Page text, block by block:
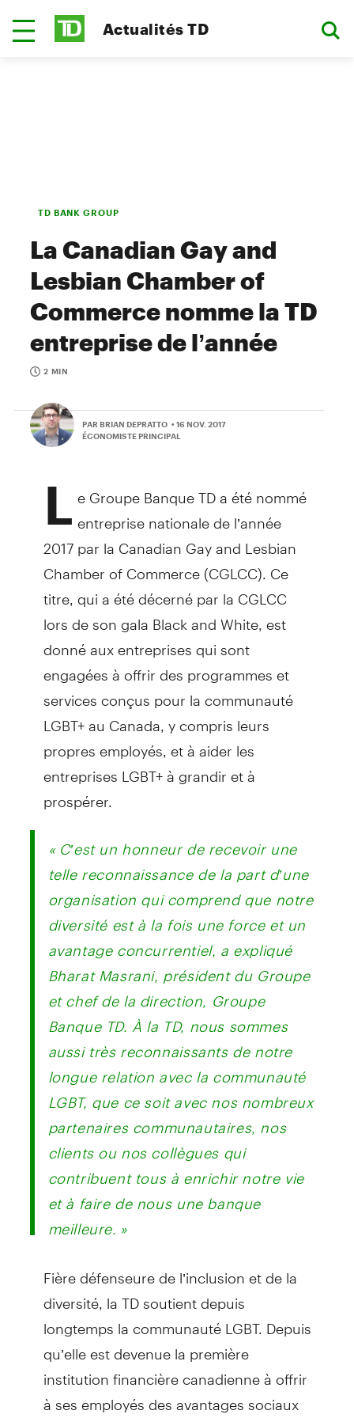
Actualités TD
TD BANK GROUP
La Canadian Gay and
Lesbian Chamber of
Commerce nomme la TD
entreprise de l’année
2 MIN
PAR BRIAN DEPRATTO • 16 NOV. 2017
ÉCONOMISTE PRINCIPAL
Le Groupe Banque TD a été nommé
entreprise nationale de l’année
2017 par la Canadian Gay and Lesbian
Chamber of Commerce (CGLCC). Ce
titre, qui a été décerné par la CGLCC
lors de son gala Black and White, est
donné aux entreprises qui sont
engagées à offrir des programmes et
services conçus pour la communauté
LGBT+ au Canada, y compris leurs
propres employés, et à aider les
entreprises LGBT+ à grandir et à
prospérer.
« C’est un honneur de recevoir une
telle reconnaissance de la part d’une
organisation qui comprend que notre
diversité est à la fois une force et un
avantage concurrentiel, a expliqué
Bharat Masrani, président du Groupe
et chef de la direction, Groupe
Banque TD. À la TD, nous sommes
aussi très reconnaissants de notre
longue relation avec la communauté
LGBT, que ce soit avec nos nombreux
partenaires communautaires, nos
clients ou nos collègues qui
contribuent tous à enrichir notre vie
et à faire de nous une banque
meilleure. »
Fière défenseure de l’inclusion et de la
diversité, la TD soutient depuis
longtemps la communauté LGBT. Depuis
qu’elle est devenue la première
institution financière canadienne à offrir
à ses employés des avantages sociaux